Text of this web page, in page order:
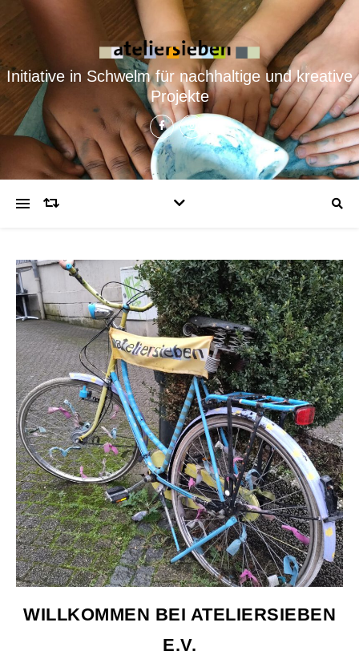
Initiative in Schwelm für nachhaltige und kreative
Projekte
WILLKOMMEN BEI ATELIERSIEBEN
E.V.